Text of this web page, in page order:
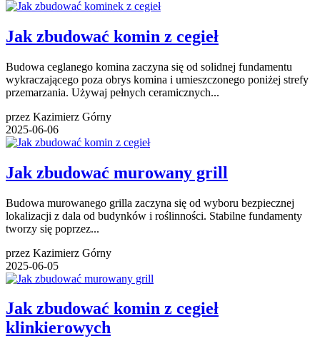
Jak zbudować komin z cegieł
Budowa ceglanego komina zaczyna się od solidnej fundamentu
wykraczającego poza obrys komina i umieszczonego poniżej strefy
przemarzania. Używaj pełnych ceramicznych...
przez Kazimierz Górny
2025-06-06
Jak zbudować murowany grill
Budowa murowanego grilla zaczyna się od wyboru bezpiecznej
lokalizacji z dala od budynków i roślinności. Stabilne fundamenty
tworzy się poprzez...
przez Kazimierz Górny
2025-06-05
Jak zbudować komin z cegieł
klinkierowych